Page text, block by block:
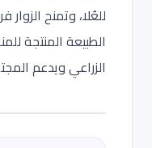
للعُلا، وتمنح
الطبيعة المنتجة
الزراعي ويدعم